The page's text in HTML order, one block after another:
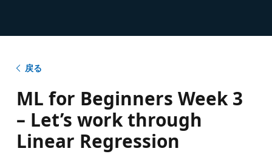
戻る
ML for Beginners Week 3
– Let’s work through
Linear Regression